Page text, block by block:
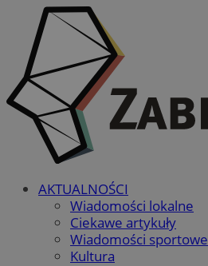
AKTUALNOŚCI
Wiadomości lokalne
Ciekawe artykuły
Wiadomości sportowe
Kultura